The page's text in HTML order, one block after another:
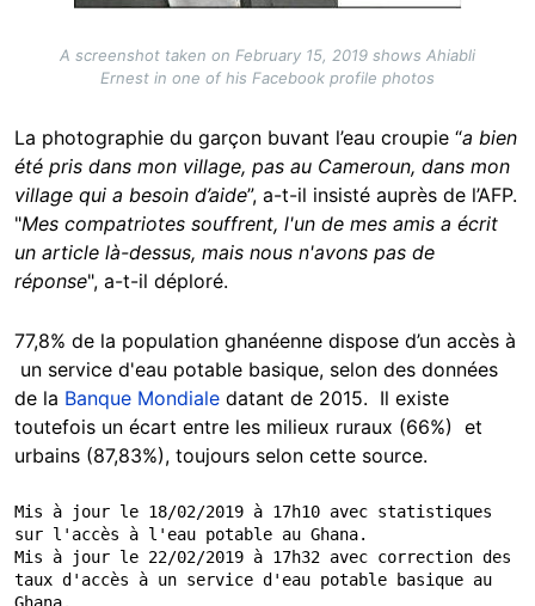
A screenshot taken on February 15, 2019 shows Ahiabli
Ernest in one of his Facebook profile photos
La photographie du garçon buvant l’eau croupie “a bien
été pris dans mon village, pas au Cameroun, dans mon
village qui a besoin d’aide”, a-t-il insisté auprès de l’AFP.
"Mes compatriotes souffrent, l'un de mes amis a écrit
un article là-dessus, mais nous n'avons pas de
réponse", a-t-il déploré.
77,8% de la population ghanéenne dispose d’un accès à
un service d'eau potable basique, selon des données
de la Banque Mondiale datant de 2015. Il existe
toutefois un écart entre les milieux ruraux (66%) et
urbains (87,83%), toujours selon cette source.
Mis à jour le 18/02/2019 à 17h10 avec statistiques
sur l'accès à l'eau potable au Ghana.
Mis à jour le 22/02/2019 à 17h32 avec correction des
taux d'accès à un service d'eau potable basique au
Ghana.